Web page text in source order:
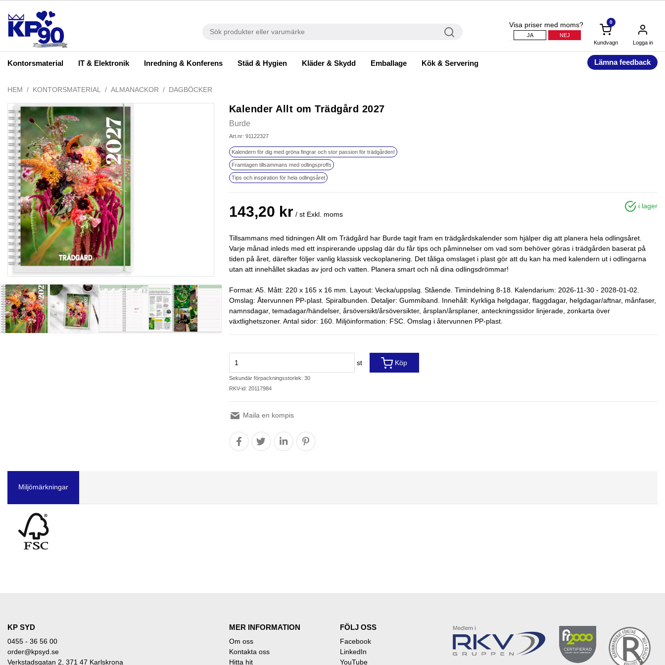
Visa priser med moms?
JA NEJ
0
Kundvagn Logga in
Kontorsmaterial IT & Elektronik Inredning & Konferens Städ & Hygien Kläder & Skydd Emballage Kök & Servering Lämna feedback
HEM KONTORSMATERIAL ALMANACKOR DAGBÖCKER
Kalender Allt om Trädgård 2027
Burde
Art.nr: 91122327
Kalendern för dig med gröna fingrar och stor passion för trädgården!
Framtagen tillsammans med odlingsproffs
Tips och inspiration för hela odlingsåret
143,20 kr / st Exkl. moms
i lager
Tillsammans med tidningen Allt om Trädgård har Burde tagit fram en trädgårdskalender som hjälper dig att planera hela odlingsåret.
Varje månad inleds med ett inspirerande uppslag där du får tips och påminnelser om vad som behöver göras i trädgården baserat på
tiden på året, därefter följer vanlig klassisk veckoplanering. Det tåliga omslaget i plast gör att du kan ha med kalendern ut i odlingarna
utan att innehållet skadas av jord och vatten. Planera smart och nå dina odlingsdrömmar!
Format: A5. Mått: 220 x 165 x 16 mm. Layout: Vecka/uppslag. Stående. Timindelning 8-18. Kalendarium: 2026-11-30 - 2028-01-02.
Omslag: Återvunnen PP-plast. Spiralbunden. Detaljer: Gummiband. Innehåll: Kyrkliga helgdagar, flaggdagar, helgdagar/aftnar, månfaser,
namnsdagar, temadagar/händelser, årsöversikt/årsöversikter, årsplan/årsplaner, anteckningssidor linjerade, zonkarta över
växtlighetszoner. Antal sidor: 160. Miljöinformation: FSC. Omslag i återvunnen PP-plast.
st
Sekundär förpackningsstorlek: 30
RKV-id: 20117984
Köp
Maila en kompis
Miljömärkningar
KP SYD
0455 - 36 56 00
order@kpsyd.se
Verkstadsgatan 2, 371 47 Karlskrona
MER INFORMATION
Om oss
Kontakta oss
Hitta hit
FÖLJ OSS
Facebook
LinkedIn
YouTube